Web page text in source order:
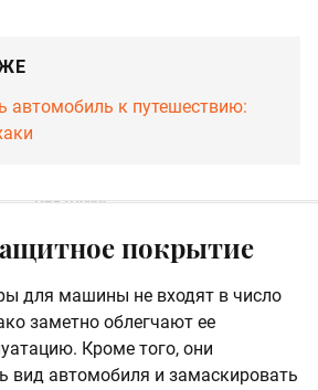
автомобиль к путешествию:
покрытие
для машины не входят в число
заметно облегчают ее
Кроме того, они
вид автомобиля и замаскировать